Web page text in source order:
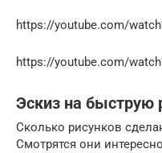
https://youtube.com/
https://youtube.com/
Эскиз на быструю
Сколько рисунков
Смотрятся они